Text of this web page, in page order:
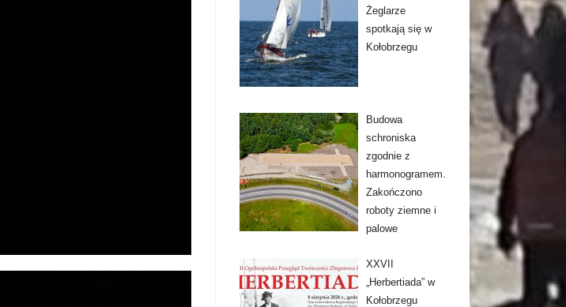
Żeglarze
spotkają się w
Kołobrzegu
Budowa
schroniska
zgodnie z
harmonogramem.
Zakończono
roboty ziemne i
palowe
XXVII
„Herbertiada” w
Kołobrzegu